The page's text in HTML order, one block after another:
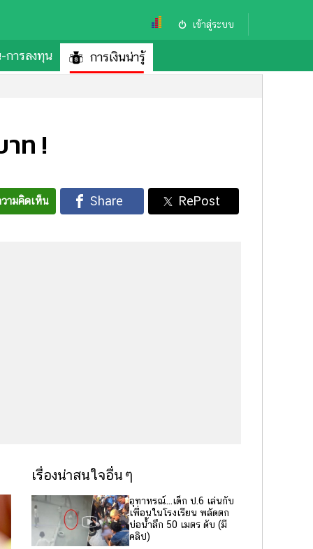
เข้าสู่ระบบ
การลงทุน การเงินน่ารู้
ท !
ามคิดเห็น
เรื่องน่าสนใจอื่นๆ
อุทาหรณ์...เด็ก ป.6 เล่นกับ
เพื่อนในโรงเรียน พลัดตก
บ่อน้ำลึก 50 เมตร ดับ (มี
คลิป)